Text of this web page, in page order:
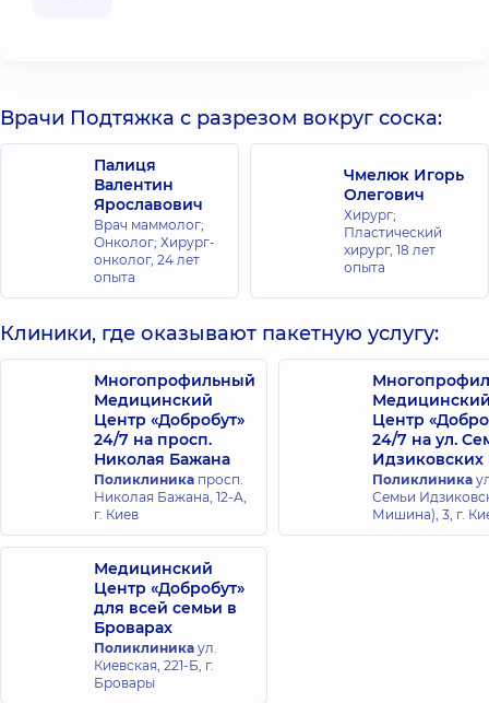
Врачи Подтяжка с разрезом вокруг соска:
Палиця
Валентин
Ярославович
Врач маммолог;
Онколог; Хирург-
онколог, 24 лет
опыта
Чмелюк Игорь
Олегович
Хирург;
Пластический
хирург, 18 лет
опыта
Клиники, где оказывают пакетную услугу:
Многопрофильный
Медицинский
Центр «Добробут»
24/7 на просп.
Николая Бажана
Поликлиника просп.
Николая Бажана, 12-А,
г. Киев
Центр
24/7 на ул.
Идзиковских
Поликлиника
Семьи
Мишина), 3, г.
Медицинский
Центр «Добробут»
для всей семьи в
Броварах
Поликлиника ул.
Киевская, 221-Б, г.
Бровары